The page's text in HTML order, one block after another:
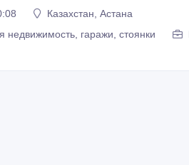
Казахстан, Астана
недвижимость, гаражи, стоянки